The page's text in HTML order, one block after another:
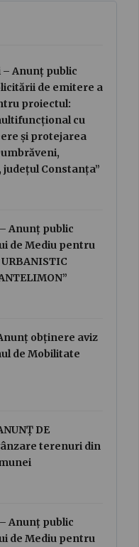
Anunț public
de emitere a
proiectul:
cu
și protejarea
Constanța”
Anunț public
de Mediu pentru
obținere aviz
de Mobilitate
DE
terenuri din
Anunț public
de Mediu pentru